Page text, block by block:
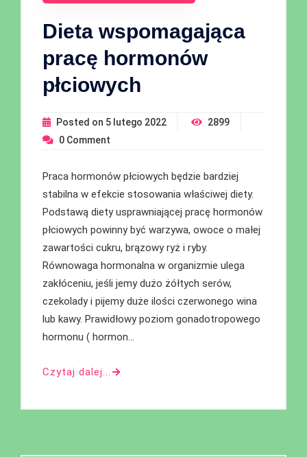
Dieta wspomagająca
pracę hormonów
płciowych
Posted on 5 lutego 2022
2899
0 Comment
Praca hormonów płciowych będzie bardziej
stabilna w efekcie stosowania właściwej diety.
Podstawą diety usprawniającej pracę hormonów
płciowych powinny być warzywa, owoce o małej
zawartości cukru, brązowy ryż i ryby.
Równowaga hormonalna w organizmie ulega
zakłóceniu, jeśli jemy dużo żółtych serów,
czekolady i pijemy duże ilości czerwonego wina
lub kawy. Prawidłowy poziom gonadotropowego
hormonu ( hormon…
Czytaj dalej...